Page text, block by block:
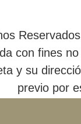
con fines
y su
previo por